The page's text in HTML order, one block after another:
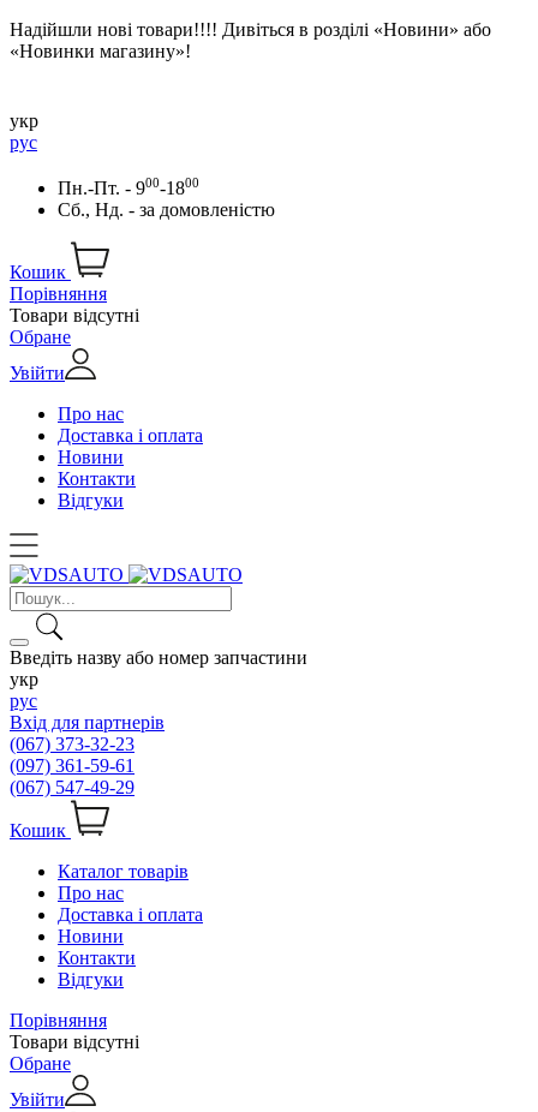
Надійшли нові товари!!!! Дивіться в розділі «Новини» або
«Новинки магазину»!
укр
рус
Пн.-Пт. - 900-1800
Сб., Нд. - за домовленістю
Кошик
Порівняння
Товари відсутні
Обране
Увійти
Про нас
Доставка і оплата
Новини
Контакти
Відгуки
Введіть назву або номер запчастини
укр
рус
Вхід для партнерів
(067) 373-32-23
(097) 361-59-61
(067) 547-49-29
Кошик
Каталог товарів
Про нас
Доставка і оплата
Новини
Контакти
Відгуки
Порівняння
Товари відсутні
Обране
Увійти